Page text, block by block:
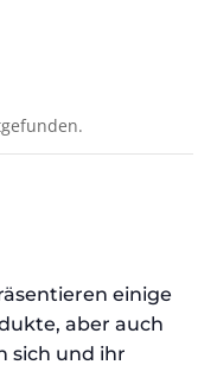
einige
aber auch
sich und ihr